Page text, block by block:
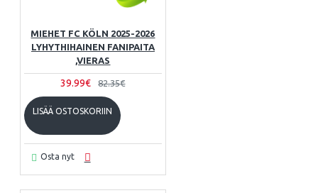
MIEHET FC KÖLN 2025-2026
LYHYTHIHAINEN FANIPAITA
,VIERAS
39.99€ 82.35€
LISÄÄ OSTOSKORIIN
Osta nyt